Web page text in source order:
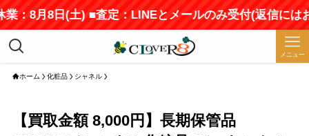
：8月8日(土) ■査定：LINEとメールのみ受付(返信にはお
メニュー
ホーム 化粧品 シャネル
【買取金額 8,000円】長期保管品